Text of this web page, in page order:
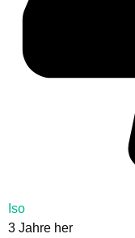
Iso
3 Jahre her